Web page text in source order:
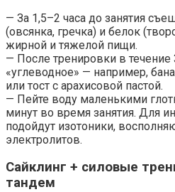
— За 1,5–2 часа до занятия
(овсянка, гречка) и белок
жирной и тяжелой пищи.
— После тренировки в
«углеводное» — например,
или тост с арахисовой пастой.
— Пейте воду маленькими
минут во время занятия. Для
подойдут изотоники,
электролитов.
Сайклинг + силовые
тандем